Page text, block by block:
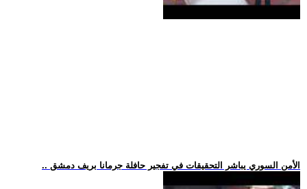
.. الأمن السوري يباشر التحقيقات في تفجير حافلة جرمانا بريف دمشق